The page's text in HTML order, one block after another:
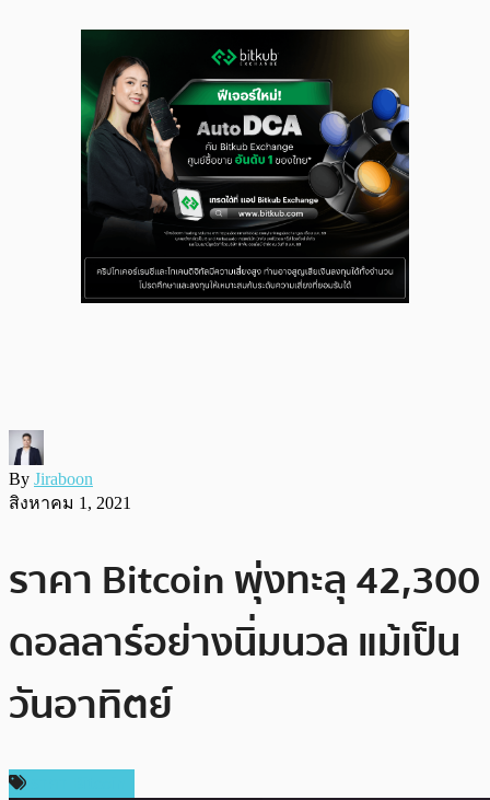
By Jiraboon
สิงหาคม 1, 2021
ราคา Bitcoin พุ่งทะลุ 42,300
ดอลลาร์อย่างนิ่มนวล แม้เป็น
วันอาทิตย์